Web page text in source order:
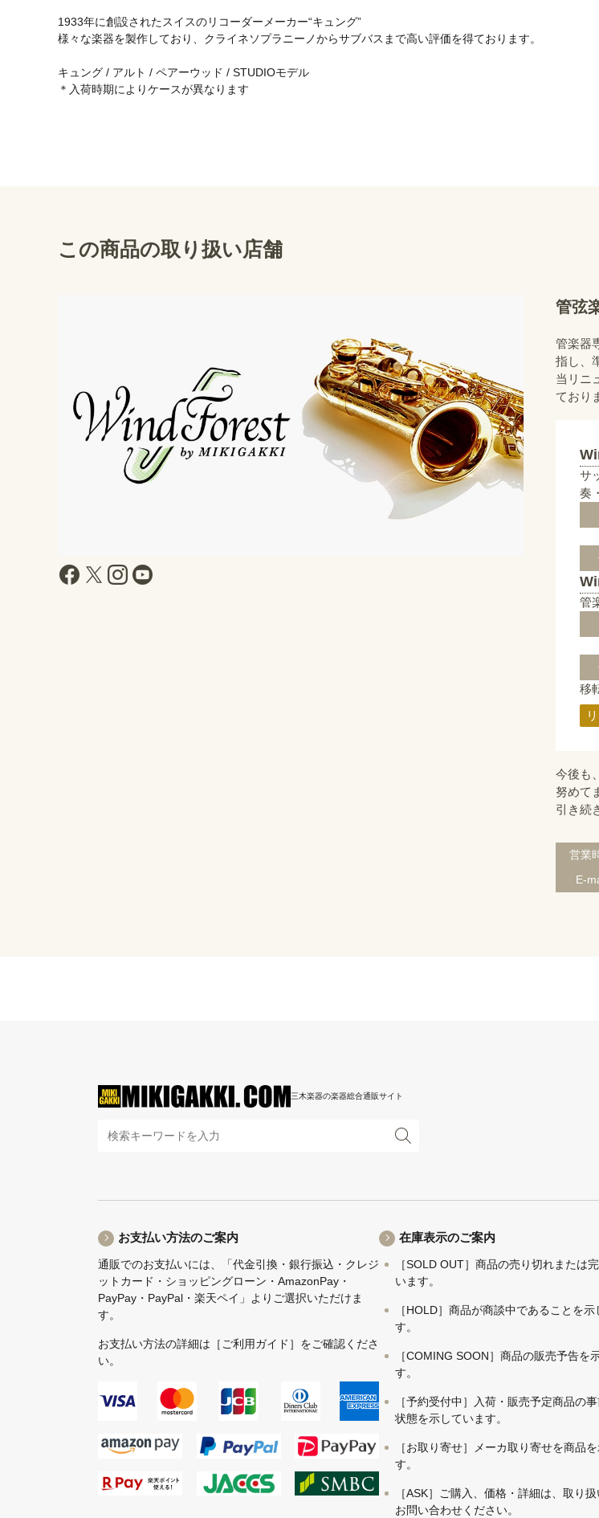
1933年に創設されたスイスのリコーダーメーカー“キュング”
様々な楽器を製作しており、クライネソプラニーノからサブバスまで高い評価を得ております。
キュング / アルト / ペアーウッド / STUDIOモデル
＊入荷時期によりケースが異なります
この商品の取り扱い店舗
管弦
管楽器
指し、
当リニ
ており
サ
奏
管
移
今後も
努めて
引き続
営業
E-
三木楽器の楽器総合通販サイト
お支払い方法のご案内
通販でのお支払いには、「代金引換・銀行振込・クレジ
ットカード・ショッピングローン・AmazonPay・
PayPay・PayPal・楽天ペイ」よりご選択いただけま
す。
お支払い方法の詳細は ［ご利用ガイド］ をご確認くださ
い。
在庫表示のご案内
［SOLD OUT］商品の売り切れまたは
います。
［HOLD］商品が商談中であることを示
す。
［COMING SOON］商品の販売予告を
す。
［予約受付中］入荷・販売予定商品の
状態を示しています。
［お取り寄せ］メーカ取り寄せを商品
す。
［ASK］ご購入、価格・詳細は、取り
お問い合わせください。